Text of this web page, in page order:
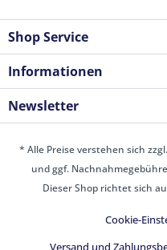
Shop Service
Informationen
Newsletter
* Alle Preise verstehen sich
und ggf.
Dieser Shop richtet sich
Cookie-
Versand und